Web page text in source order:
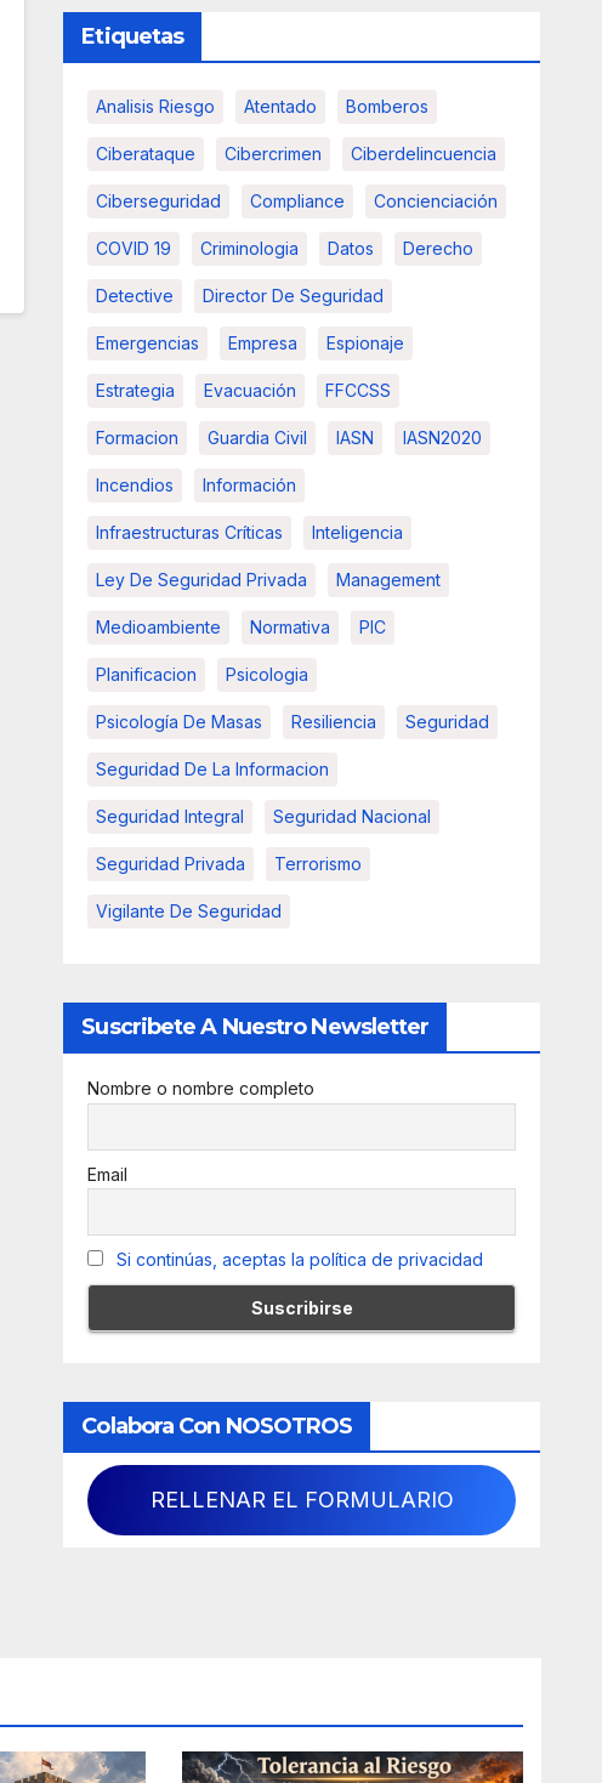
Etiquetas
Analisis Riesgo Atentado Bomberos
Ciberataque Cibercrimen Ciberdelincuencia
Ciberseguridad Compliance Concienciación
COVID 19 Criminologia Datos Derecho
Detective Director De Seguridad
Emergencias Empresa Espionaje
Estrategia Evacuación FFCCSS
Formacion Guardia Civil IASN IASN2020
Incendios Información
Infraestructuras Críticas Inteligencia
Ley De Seguridad Privada Management
Medioambiente Normativa PIC
Planificacion Psicologia
Psicología De Masas Resiliencia Seguridad
Seguridad De La Informacion
Seguridad Integral Seguridad Nacional
Seguridad Privada Terrorismo
Vigilante De Seguridad
Suscribete A Nuestro Newsletter
Nombre o nombre completo
Email
Si continúas, aceptas la política de privacidad
Colabora Con NOSOTROS
RELLENAR EL FORMULARIO